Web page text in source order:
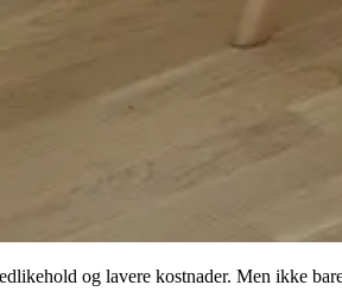
og lavere kostnader. Men ikke